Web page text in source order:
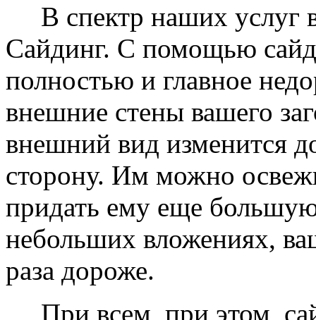
В спектр наших услуг
Сайдинг. С помощью
полностью и главное
внешние стены вашего
внешний вид изменится
сторону. Им можно
придать ему еще
небольших вложениях,
раза дороже.
При всем, при этом,